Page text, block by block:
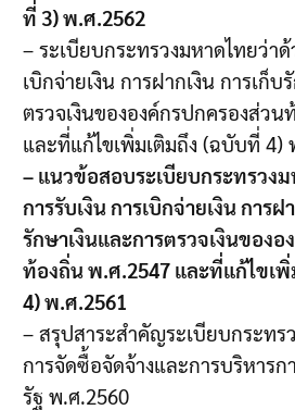
ที่ 3) พ.ศ.2562
– ระเบียบกระทรวงมหาดไทยว่าด้
เบิกจ่ายเงิน การฝากเงิน การเก็บ
ตรวจเงินขององค์กรปกครองส่ว
และที่แก้ไขเพิ่มเติมถึง (ฉบับที่ 4)
– แนวข้อสอบระเบียบกระทรวง
การรับเงิน การเบิกจ่ายเงิน การฝ
รักษาเงินและการตรวจเงินของ
ท้องถิ่น พ.ศ.2547 และที่แก้ไขเ
4) พ.ศ.2561
– สรุปสาระสำคัญระเบียบกระทร
การจัดซื้อจัดจ้างและการบริหาร
รัฐ พ.ศ.2560